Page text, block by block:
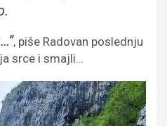
, piše Radovan poslednju
srce i smajli…